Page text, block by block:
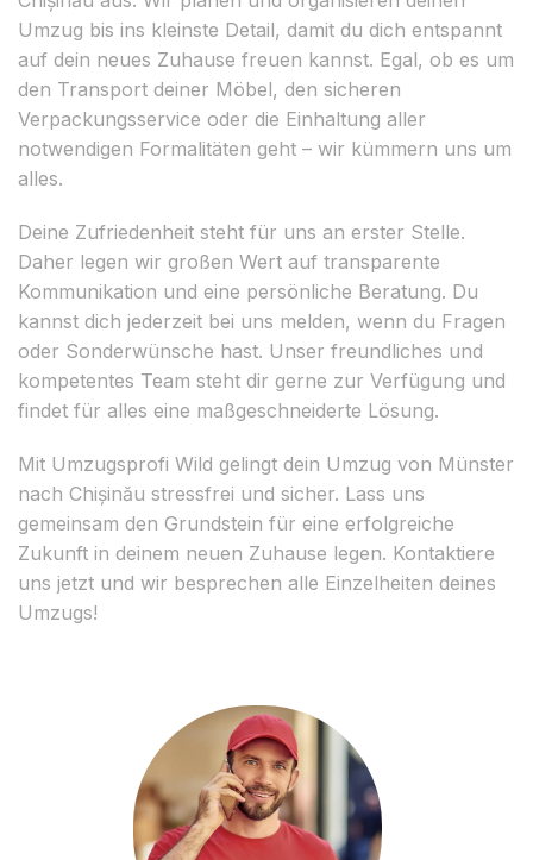
Umzug bis ins kleinste Detail, damit du dich entspannt
auf dein neues Zuhause freuen kannst. Egal, ob es um
den Transport deiner Möbel, den sicheren
Verpackungsservice oder die Einhaltung aller
notwendigen Formalitäten geht – wir kümmern uns um
alles.
Deine Zufriedenheit steht für uns an erster Stelle.
Daher legen wir großen Wert auf transparente
Kommunikation und eine persönliche Beratung. Du
kannst dich jederzeit bei uns melden, wenn du Fragen
oder Sonderwünsche hast. Unser freundliches und
kompetentes Team steht dir gerne zur Verfügung und
findet für alles eine maßgeschneiderte Lösung.
Mit Umzugsprofi Wild gelingt dein Umzug von Münster
nach Chișinău stressfrei und sicher. Lass uns
gemeinsam den Grundstein für eine erfolgreiche
Zukunft in deinem neuen Zuhause legen. Kontaktiere
uns jetzt und wir besprechen alle Einzelheiten deines
Umzugs!